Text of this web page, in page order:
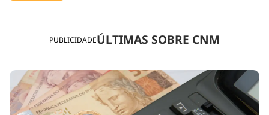
PUBLICIDADEÚLTIMAS SOBRE CNM